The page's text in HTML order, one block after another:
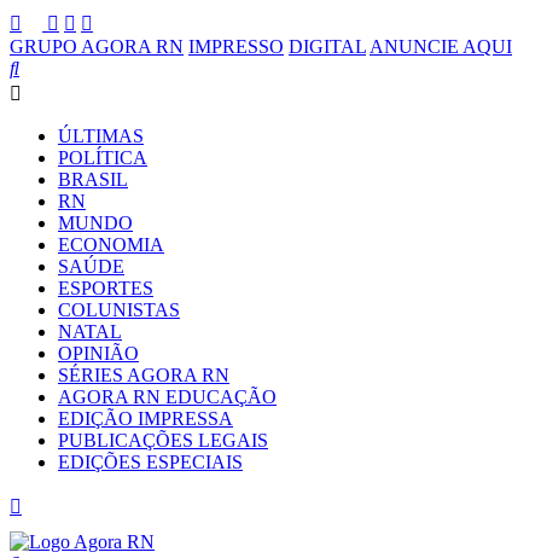
GRUPO AGORA RN IMPRESSO DIGITAL ANUNCIE AQUI
ÚLTIMAS
POLÍTICA
BRASIL
RN
MUNDO
ECONOMIA
SAÚDE
ESPORTES
COLUNISTAS
NATAL
OPINIÃO
SÉRIES AGORA RN
AGORA RN EDUCAÇÃO
EDIÇÃO IMPRESSA
PUBLICAÇÕES LEGAIS
EDIÇÕES ESPECIAIS